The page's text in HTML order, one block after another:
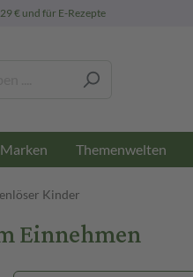
€ und für E-Rezepte
Marken Themenwelten
Kinder
Einnehmen